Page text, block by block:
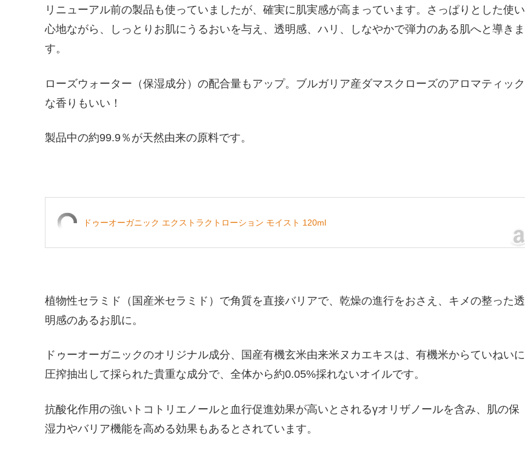
リニューアル前の製品も使っていましたが、確実に肌実感が高まっています。さっぱりとした使い
心地ながら、しっとりお肌にうるおいを与え、透明感、ハリ、しなやかで弾力のある肌へと導きま
す。
ローズウォーター（保湿成分）の配合量もアップ。ブルガリア産ダマスクローズのアロマティック
な香りもいい！
製品中の約99.9％が天然由来の原料です。
ドゥーオーガニック エクストラクトローション モイスト 120ml
植物性セラミド（国産米セラミド）で角質を直接バリアで、乾燥の進行をおさえ、キメの整った透
明感のあるお肌に。
ドゥーオーガニックのオリジナル成分、国産有機玄米由来米ヌカエキスは、有機米からていねいに
圧搾抽出して採られた貴重な成分で、全体から約0.05%採れないオイルです。
抗酸化作用の強いトコトリエノールと血行促進効果が高いとされるγオリザノールを含み、肌の保
湿力やバリア機能を高める効果もあるとされています。